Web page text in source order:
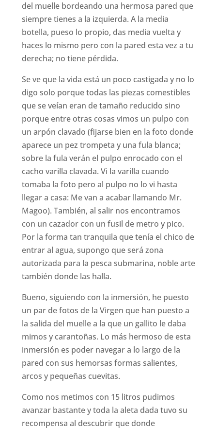
del muelle bordeando una hermosa pared que
siempre tienes a la izquierda. A la media
botella, pueso lo propio, das media vuelta y
haces lo mismo pero con la pared esta vez a tu
derecha; no tiene pérdida.
Se ve que la vida está un poco castigada y no lo
digo solo porque todas las piezas comestibles
que se veían eran de tamaño reducido sino
porque entre otras cosas vimos un pulpo con
un arpón clavado (fijarse bien en la foto donde
aparece un pez trompeta y una fula blanca;
sobre la fula verán el pulpo enrocado con el
cacho varilla clavada. Vi la varilla cuando
tomaba la foto pero al pulpo no lo vi hasta
llegar a casa: Me van a acabar llamando Mr.
Magoo). También, al salir nos encontramos
con un cazador con un fusil de metro y pico.
Por la forma tan tranquila que tenía el chico de
entrar al agua, supongo que será zona
autorizada para la pesca submarina, noble arte
también donde las halla.
Bueno, siguiendo con la inmersión, he puesto
un par de fotos de la Virgen que han puesto a
la salida del muelle a la que un gallito le daba
mimos y carantoñas. Lo más hermoso de esta
inmersión es poder navegar a lo largo de la
pared con sus hemorsas formas salientes,
arcos y pequeñas cuevitas.
Como nos metimos con 15 litros pudimos
avanzar bastante y toda la aleta dada tuvo su
recompensa al descubrir que donde